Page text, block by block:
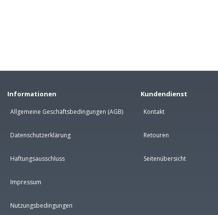
Informationen
Allgemeine Geschäftsbedingungen (AGB)
Datenschutzerklärung
Haftungsausschluss
Impressum
Nutzungsbedingungen
Kundendienst
Kontakt
Retouren
Seitenübersicht